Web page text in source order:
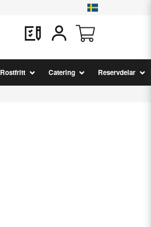
Rostfritt Catering Reservdelar